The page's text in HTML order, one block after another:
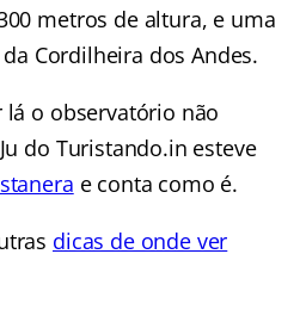
metros de altura, e uma
Cordilheira dos Andes.
o observatório não
do Turistando.in esteve
e conta como é.
dicas de onde ver